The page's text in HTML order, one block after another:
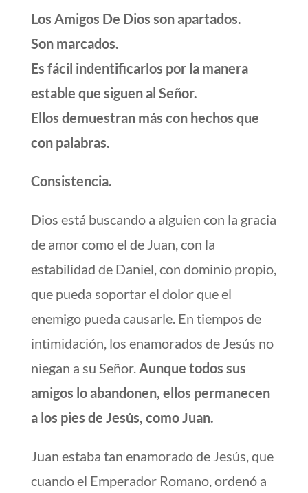
Los Amigos De Dios son apartados.
Son marcados.
Es fácil indentificarlos por la manera
estable que siguen al Señor.
Ellos demuestran más con hechos que
con palabras.
Consistencia.
Dios está buscando a alguien con la gracia
de amor como el de Juan, con la
estabilidad de Daniel, con dominio propio,
que pueda soportar el dolor que el
enemigo pueda causarle. En tiempos de
intimidación, los enamorados de Jesús no
niegan a su Señor. Aunque todos sus
amigos lo abandonen, ellos permanecen
a los pies de Jesús, como Juan.
Juan estaba tan enamorado de Jesús, que
cuando el Emperador Romano, ordenó a